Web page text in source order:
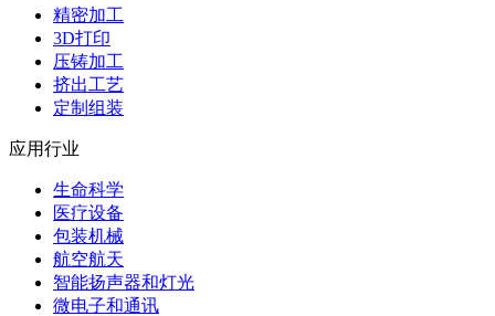
精密加工
3D打印
压铸加工
挤出工艺
定制组装
应用行业
生命科学
医疗设备
包装机械
航空航天
智能扬声器和灯光
微电子和通讯